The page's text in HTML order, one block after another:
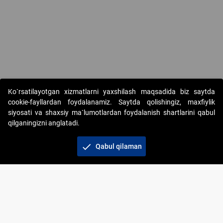
Copyright © 2017-2026. "Elektron onlayn-auksionlarni
tashkil etish" AJ. Barcha huquqlar himoyalangan
Ko`rsatilayotgan xizmatlarni yaxshilash maqsadida biz saytda
cookie-fayllardan foydalanamiz. Saytda qolishingiz, maxfiylik
siyosati va shaxsiy ma`lumotlardan foydalanish shartlarini qabul
qilganingizni anglatadi.
check Qabul qilaman